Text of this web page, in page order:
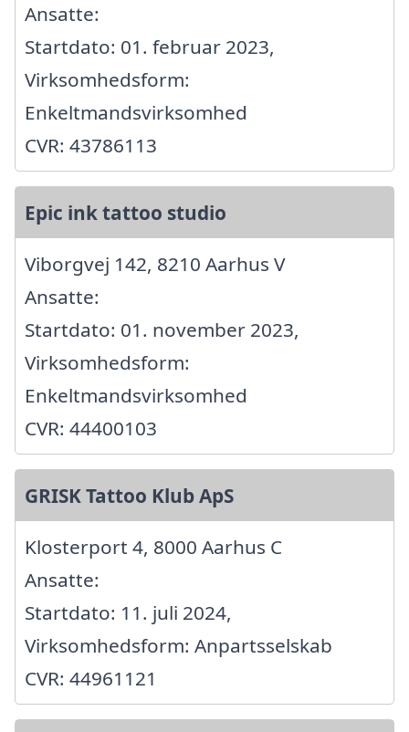
Ansatte:
Startdato: 01. februar 2023,
Virksomhedsform:
Enkeltmandsvirksomhed
CVR: 43786113
Epic ink tattoo studio
Viborgvej 142, 8210 Aarhus V
Ansatte:
Startdato: 01. november 2023,
Virksomhedsform:
Enkeltmandsvirksomhed
CVR: 44400103
GRISK Tattoo Klub ApS
Klosterport 4, 8000 Aarhus C
Ansatte:
Startdato: 11. juli 2024,
Virksomhedsform: Anpartsselskab
CVR: 44961121